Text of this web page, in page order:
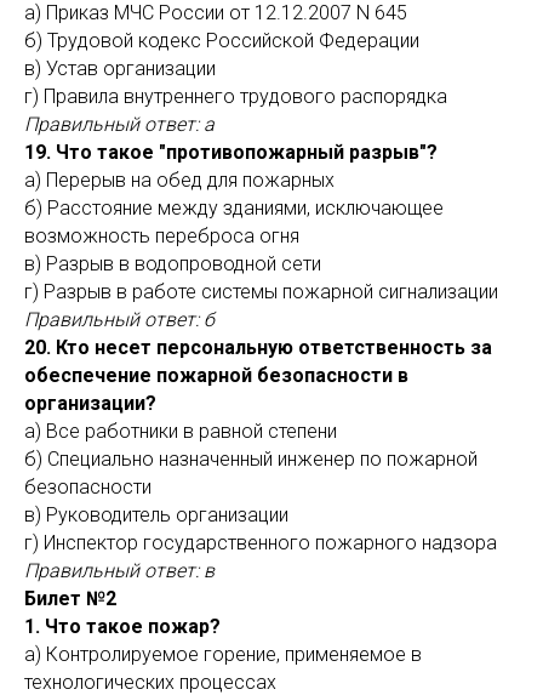
а) Приказ МЧС России от 12.12.2007 N 645
б) Трудовой кодекс Российской Федерации
в) Устав организации
г) Правила внутреннего трудового распорядка
Правильный ответ: а
19. Что такое "противопожарный разрыв"?
а) Перерыв на обед для пожарных
б) Расстояние между зданиями, исключающее
возможность переброса огня
в) Разрыв в водопроводной сети
г) Разрыв в работе системы пожарной сигнализации
Правильный ответ: б
20. Кто несет персональную ответственность за
обеспечение пожарной безопасности в
организации?
а) Все работники в равной степени
б) Специально назначенный инженер по пожарной
безопасности
в) Руководитель организации
г) Инспектор государственного пожарного надзора
Правильный ответ: в
Билет №2
1. Что такое пожар?
а) Контролируемое горение, применяемое в
технологических процессах